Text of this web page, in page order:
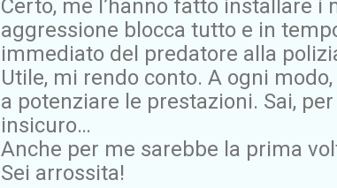
Certo, me l’hanno fatto installare
aggressione blocca tutto e in
immediato del predatore alla
Utile, mi rendo conto. A ogni
a potenziare le prestazioni. Sai,
insicuro…
Anche per me sarebbe la prima
Sei arrossita!